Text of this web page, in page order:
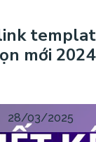
mới 2024
28/03/2025